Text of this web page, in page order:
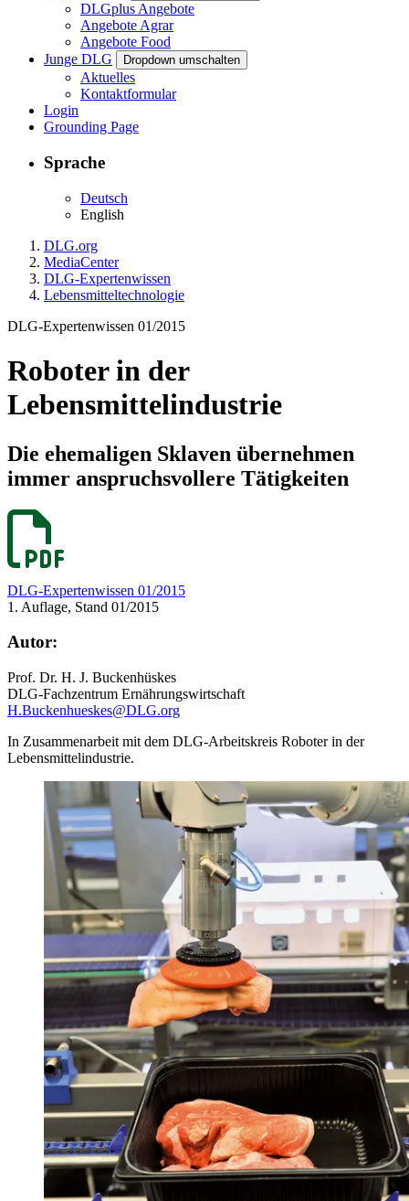
DLGplus Angebote
Angebote Agrar
Angebote Food
Junge DLG
Dropdown umschalten
Aktuelles
Kontaktformular
Login
Grounding Page
Sprache
Deutsch
English
DLG.org
MediaCenter
DLG-Expertenwissen
Lebensmitteltechnologie
DLG-Expertenwissen 01/2015
Roboter in der
Lebensmittelindustrie
Die ehemaligen Sklaven übernehmen
immer anspruchsvollere Tätigkeiten
DLG-Expertenwissen 01/2015
1. Auflage, Stand 01/2015
Autor:
Prof. Dr. H. J. Buckenhüskes
DLG-Fachzentrum Ernährungswirtschaft
H.Buckenhueskes@DLG.org
In Zusammenarbeit mit dem DLG-Arbeitskreis Roboter in der
Lebensmittelindustrie.